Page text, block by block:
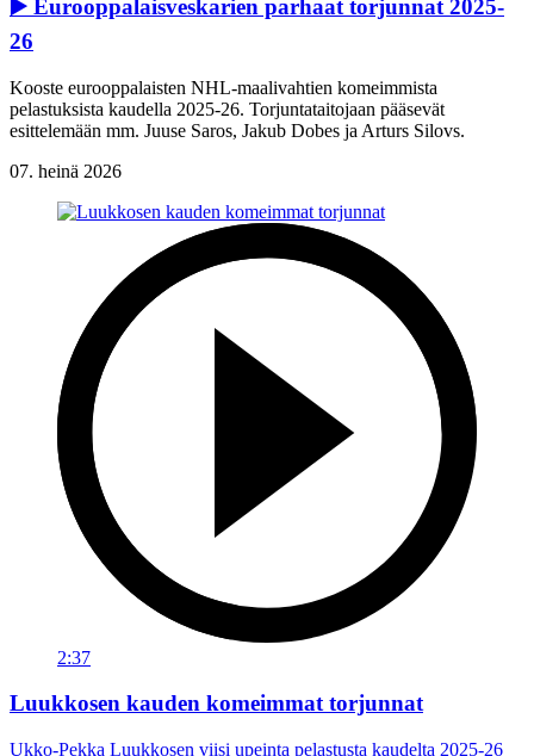
▶️ Eurooppalaisveskarien parhaat torjunnat 2025-
26
Kooste eurooppalaisten NHL-maalivahtien komeimmista
pelastuksista kaudella 2025-26. Torjuntataitojaan pääsevät
esittelemään mm. Juuse Saros, Jakub Dobes ja Arturs Silovs.
07. heinä 2026
2:37
Luukkosen kauden komeimmat torjunnat
Ukko-Pekka Luukkosen viisi upeinta pelastusta kaudelta 2025-26